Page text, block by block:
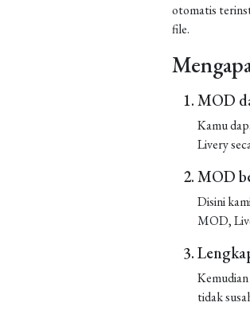
otomatis
file.
MOD
Kamu
Livery
MOD
Disini
MOD,
tidak